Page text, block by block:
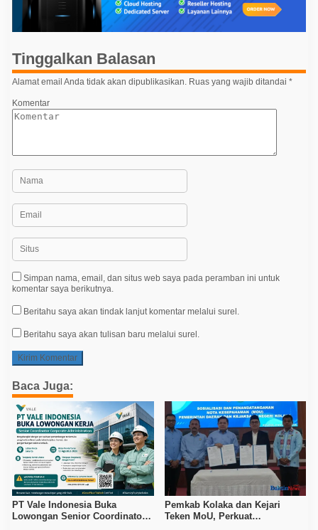
i
p
o
s
Tinggalkan Balasan
Alamat email Anda tidak akan dipublikasikan. Ruas yang wajib ditandai *
Komentar
Simpan nama, email, dan situs web saya pada peramban ini untuk
komentar saya berikutnya.
Beritahu saya akan tindak lanjut komentar melalui surel.
Beritahu saya akan tulisan baru melalui surel.
Baca Juga:
PT Vale Indonesia Buka
Lowongan Senior Coordinator
Pemkab Kolaka dan Kejari
Teken MoU, Perkuat